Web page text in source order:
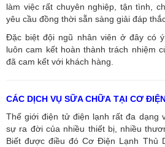
làm việc rất chuyên nghiệp, tận tình,
yêu cầu đồng thời sẵn sàng giải đáp
Đặc biệt đội ngũ nhân viên ở đây có
luôn cam kết hoàn thành trách nhiệm
đã cam kết với khách hàng.
CÁC DỊCH VỤ SỮA CHỮA TẠI CƠ
Thế giới điện tử điện lạnh rất đa dạng
sự ra đời của nhiều thiết bị, nhiều
Biết được điều đó Cơ Điện Lạnh Thủ